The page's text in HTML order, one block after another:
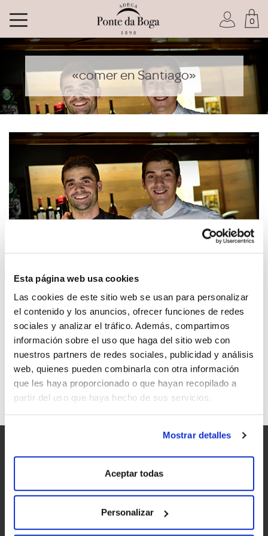
Esta página web usa cookies
Las cookies de este sitio web se usan para personalizar
el contenido y los anuncios, ofrecer funciones de redes
sociales y analizar el tráfico. Además, compartimos
información sobre el uso que haga del sitio web con
nuestros partners de redes sociales, publicidad y análisis
web, quienes pueden combinarla con otra información
que les haya proporcionado o que hayan recopilado a
partir del uso que haya hecho de sus servicios.
Mostrar detalles
Aceptar todas
Personalizar
Soy socio del Club
He olvidado mi contraseña
ACCEDER
0
«comer en Santiago»
UN PONTE DA BOGA EN EL MANSO… SIN
COMPLICACIONES
Accesibilidad